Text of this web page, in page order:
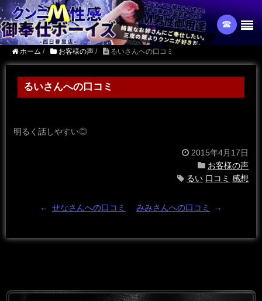
☎︎
ホーム / お客様の声 / るいさんへの口コミ
るいさんへの口コミ
明るく話しやすい◎
2015年4月17日
お客様の声
るい 口コミ 感想
← せなさんへの口コミ みみさんへの口コミ →